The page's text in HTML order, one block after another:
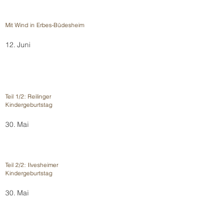
Mit Wind in Erbes-Büdesheim
12. Juni
Teil 1/2: Reilinger
Kindergeburtstag
30. Mai
Teil 2/2: Ilvesheimer
Kindergeburtstag
30. Mai